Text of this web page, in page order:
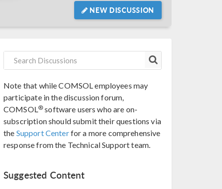
NEW DISCUSSION
Note that while COMSOL employees may
participate in the discussion forum,
COMSOL® software users who are on-
subscription should submit their questions via
the Support Centerfor a more comprehensive
response from the Technical Support team.
Suggested Content